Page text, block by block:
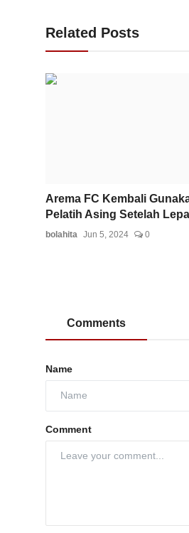
Related Posts
Arema FC Kembali
Pelatih Asing Setelah
bolahita Jun 5, 2024 0
Comments
Name
Comment